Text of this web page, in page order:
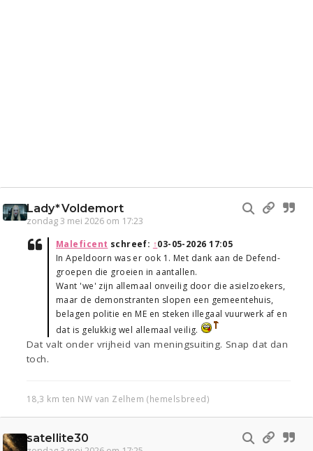
Lady*Voldemort
zondag 3 mei 2026 om 17:23
Maleficent schreef: ↑03-05-2026 17:05
In Apeldoorn was er ook 1. Met dank aan de Defend-
groepen die groeien in aantallen.
Want 'we' zijn allemaal onveilig door die asielzoekers,
maar de demonstranten slopen een gemeentehuis,
belagen politie en ME en steken illegaal vuurwerk af en
dat is gelukkig wel allemaal veilig.
Dat valt onder vrijheid van meningsuiting. Snap dat dan
toch.
18,3 km ten NW van Zelhem (hemelsbreed)
satellite30